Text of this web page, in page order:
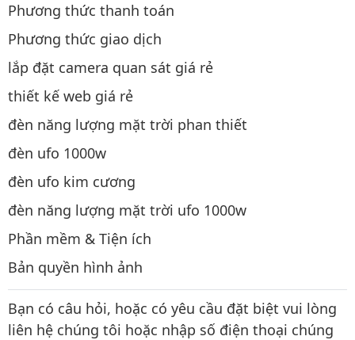
Phương thức thanh toán
Phương thức giao dịch
lắp đặt camera quan sát giá rẻ
thiết kế web giá rẻ
đèn năng lượng mặt trời phan thiết
đèn ufo 1000w
đèn ufo kim cương
đèn năng lượng mặt trời ufo 1000w
Phần mềm & Tiện ích
Bản quyền hình ảnh
Bạn có câu hỏi, hoặc có yêu cầu đặt biệt vui lòng
liên hệ chúng tôi hoặc nhập số điện thoại chúng